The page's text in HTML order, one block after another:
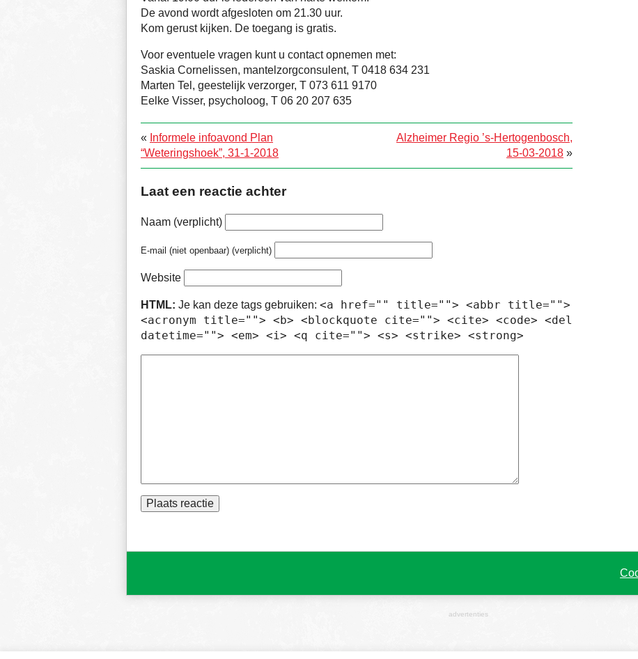
De avond wordt afgesloten om 21.30 uur.
Kom gerust kijken. De toegang is gratis.
Voor eventuele vragen kunt u contact opnemen met:
Saskia Cornelissen, mantelzorgconsulent, T 0418 634 231
Marten Tel, geestelijk verzorger, T 073 611 9170
Eelke Visser, psycholoog, T 06 20 207 635
« Informele infoavond Plan
“Weteringshoek”, 31-1-2018
Alzheimer Regio ’s-Hertogenbosch,
15-03-2018 »
Laat een reactie achter
Naam (verplicht)
E-mail (niet openbaar) (verplicht)
Website
HTML: Je kan deze tags gebruiken: <a href="" title=""> <abbr title="">
<acronym title=""> <b> <blockquote cite=""> <cite> <code> <del
datetime=""> <em> <i> <q cite=""> <s> <strike> <strong>
advertenties